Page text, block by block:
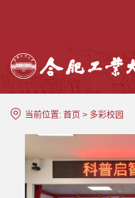
当前位置: 首页 > 多彩校园